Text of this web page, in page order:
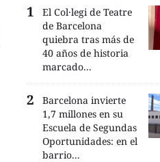
El Col·legi de Teatre
de Barcelona
quiebra tras más de
40 años de historia
marcado...
Barcelona invierte
1,7 millones en su
Escuela de Segundas
Oportunidades: en el
barrio...